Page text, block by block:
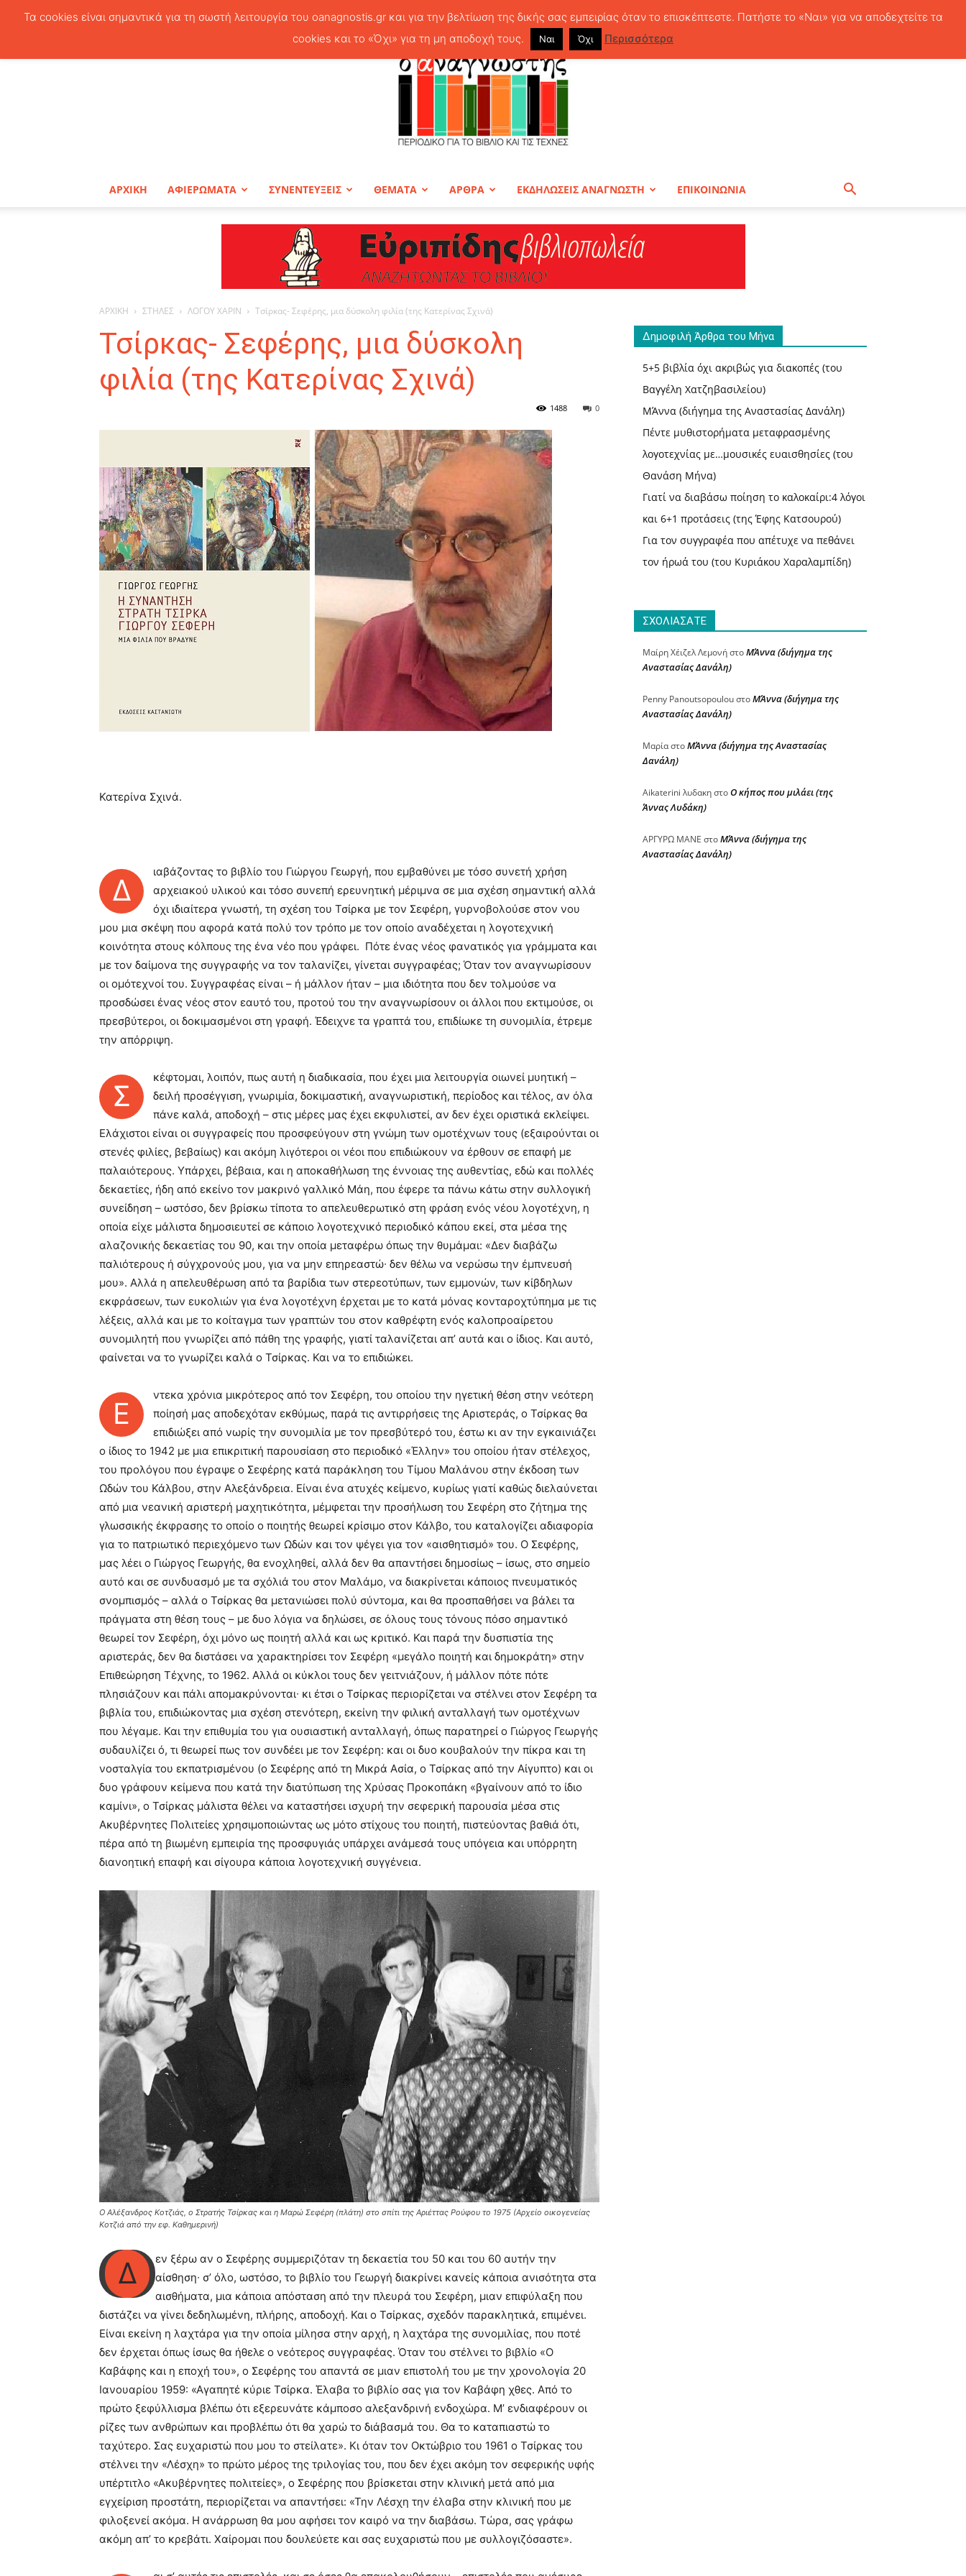
Κυριακή, 9 Αυγούστου, 2026
Ο
ΑΝΑΓΝΩΣΤΗΣ
ΤΟ
ΒΙΒΛΙΟ
ΤΙΣ
ΤΕΧΝΕΣ
ΑΡΧΙΚΗ ΑΦΙΕΡΩΜΑΤΑ ΣΥΝΕΝΤΕΥΞΕΙΣ ΘΕΜΑΤΑ ΑΡΘΡΑ ΕΚΔΗΛΩΣΕΙΣ ΑΝΑΓΝΩΣΤΗ ΕΠΙΚΟΙΝΩΝΙΑ
ΑΡΧΙΚΗ ΣΤΗΛΕΣ ΛΟΓΟΥ ΧΑΡΙΝ Τσίρκας- Σεφέρης, μια δύσκολη φιλία (της Κατερίνας Σχινά)
Τσίρκας- Σεφέρης, μια δύσκολη
φιλία (της Κατερίνας Σχινά)
0
1488
Κατερίνα Σχινά.
Δ
ιαβάζοντας το βιβλίο του Γιώργου Γεωργή, που εμβαθύνει με τόσο συνετή χρήση
αρχειακού υλικού και τόσο συνεπή ερευνητική μέριμνα σε μια σχέση σημαντική αλλά
όχι ιδιαίτερα γνωστή, τη σχέση του Τσίρκα με τον Σεφέρη, γυρνοβολούσε στον νου
μου μια σκέψη που αφορά κατά πολύ τον τρόπο με τον οποίο αναδέχεται η λογοτεχνική
κοινότητα στους κόλπους της ένα νέο που γράφει. Πότε ένας νέος φανατικός για γράμματα και
με τον δαίμονα της συγγραφής να τον ταλανίζει, γίνεται συγγραφέας; Όταν τον αναγνωρίσουν
οι ομότεχνοί του. Συγγραφέας είναι – ή μάλλον ήταν – μια ιδιότητα που δεν τολμούσε να
προσδώσει ένας νέος στον εαυτό του, προτού του την αναγνωρίσουν οι άλλοι που εκτιμούσε, οι
πρεσβύτεροι, οι δοκιμασμένοι στη γραφή. Έδειχνε τα γραπτά του, επιδίωκε τη συνομιλία, έτρεμε
την απόρριψη.
Σ
κέφτομαι, λοιπόν, πως αυτή η διαδικασία, που έχει μια λειτουργία οιωνεί μυητική –
δειλή προσέγγιση, γνωριμία, δοκιμαστική, αναγνωριστική, περίοδος και τέλος, αν όλα
πάνε καλά, αποδοχή – στις μέρες μας έχει εκφυλιστεί, αν δεν έχει οριστικά εκλείψει.
Ελάχιστοι είναι οι συγγραφείς που προσφεύγουν στη γνώμη των ομοτέχνων τους (εξαιρούνται οι
στενές φιλίες, βεβαίως) και ακόμη λιγότεροι οι νέοι που επιδιώκουν να έρθουν σε επαφή με
παλαιότερους. Υπάρχει, βέβαια, και η αποκαθήλωση της έννοιας της αυθεντίας, εδώ και πολλές
δεκαετίες, ήδη από εκείνο τον μακρινό γαλλικό Μάη, που έφερε τα πάνω κάτω στην συλλογική
συνείδηση – ωστόσο, δεν βρίσκω τίποτα το απελευθερωτικό στη φράση ενός νέου λογοτέχνη, η
οποία είχε μάλιστα δημοσιευτεί σε κάποιο λογοτεχνικό περιοδικό κάπου εκεί, στα μέσα της
αλαζονικής δεκαετίας του 90, και την οποία μεταφέρω όπως την θυμάμαι: «Δεν διαβάζω
παλιότερους ή σύγχρονούς μου, για να μην επηρεαστώ∙ δεν θέλω να νερώσω την έμπνευσή
μου». Αλλά η απελευθέρωση από τα βαρίδια των στερεοτύπων, των εμμονών, των κίβδηλων
εκφράσεων, των ευκολιών για ένα λογοτέχνη έρχεται με το κατά μόνας κονταροχτύπημα με τις
λέξεις, αλλά και με το κοίταγμα των γραπτών του στον καθρέφτη ενός καλοπροαίρετου
συνομιλητή που γνωρίζει από πάθη της γραφής, γιατί ταλανίζεται απ’ αυτά και ο ίδιος. Και αυτό,
φαίνεται να το γνωρίζει καλά ο Τσίρκας. Και να το επιδιώκει.
Έ
ντεκα χρόνια μικρότερος από τον Σεφέρη, του οποίου την ηγετική θέση στην νεότερη
ποίησή μας αποδεχόταν εκθύμως, παρά τις αντιρρήσεις της Αριστεράς, ο Τσίρκας θα
επιδιώξει από νωρίς την συνομιλία με τον πρεσβύτερό του, έστω κι αν την εγκαινιάζει
ο ίδιος το 1942 με μια επικριτική παρουσίαση στο περιοδικό «Έλλην» του οποίου ήταν στέλεχος,
του προλόγου που έγραψε ο Σεφέρης κατά παράκληση του Τίμου Μαλάνου στην έκδοση των
Ωδών του Κάλβου, στην Αλεξάνδρεια. Είναι ένα ατυχές κείμενο, κυρίως γιατί καθώς διελαύνεται
από μια νεανική αριστερή μαχητικότητα, μέμφεται την προσήλωση του Σεφέρη στο ζήτημα της
γλωσσικής έκφρασης το οποίο ο ποιητής θεωρεί κρίσιμο στον Κάλβο, του καταλογίζει αδιαφορία
για το πατριωτικό περιεχόμενο των Ωδών και τον ψέγει για τον «αισθητισμό» του. Ο Σεφέρης,
μας λέει ο Γιώργος Γεωργής, θα ενοχληθεί, αλλά δεν θα απαντήσει δημοσίως – ίσως, στο σημείο
αυτό και σε συνδυασμό με τα σχόλιά του στον Μαλάμο, να διακρίνεται κάποιος πνευματικός
σνομπισμός – αλλά ο Τσίρκας θα μετανιώσει πολύ σύντομα, και θα προσπαθήσει να βάλει τα
πράγματα στη θέση τους – με δυο λόγια να δηλώσει, σε όλους τους τόνους πόσο σημαντικό
θεωρεί τον Σεφέρη, όχι μόνο ως ποιητή αλλά και ως κριτικό. Και παρά την δυσπιστία της
αριστεράς, δεν θα διστάσει να χαρακτηρίσει τον Σεφέρη «μεγάλο ποιητή και δημοκράτη» στην
Επιθεώρηση Τέχνης, το 1962. Αλλά οι κύκλοι τους δεν γειτνιάζουν, ή μάλλον πότε πότε
πλησιάζουν και πάλι απομακρύνονται∙ κι έτσι ο Τσίρκας περιορίζεται να στέλνει στον Σεφέρη τα
βιβλία του, επιδιώκοντας μια σχέση στενότερη, εκείνη την φιλική ανταλλαγή των ομοτέχνων
που λέγαμε. Και την επιθυμία του για ουσιαστική ανταλλαγή, όπως παρατηρεί ο Γιώργος Γεωργής
συδαυλίζει ό, τι θεωρεί πως τον συνδέει με τον Σεφέρη: και οι δυο κουβαλούν την πίκρα και τη
νοσταλγία του εκπατρισμένου (ο Σεφέρης από τη Μικρά Ασία, ο Τσίρκας από την Αίγυπτο) και οι
δυο γράφουν κείμενα που κατά την διατύπωση της Χρύσας Προκοπάκη «βγαίνουν από το ίδιο
καμίνι», ο Τσίρκας μάλιστα θέλει να καταστήσει ισχυρή την σεφερική παρουσία μέσα στις
Ακυβέρνητες Πολιτείες χρησιμοποιώντας ως μότο στίχους του ποιητή, πιστεύοντας βαθιά ότι,
πέρα από τη βιωμένη εμπειρία της προσφυγιάς υπάρχει ανάμεσά τους υπόγεια και υπόρρητη
διανοητική επαφή και σίγουρα κάποια λογοτεχνική συγγένεια.
Ο Αλέξανδρος Κοτζιάς, ο Στρατής Τσίρκας και η Μαρώ Σεφέρη (πλάτη) στο σπίτι της Αριέττας Ρούφου το 1975 (Αρχείο οικογενείας
Κοτζιά από την εφ. Καθημερινή)
Δ
εν ξέρω αν ο Σεφέρης συμμεριζόταν τη δεκαετία του 50 και του 60 αυτήν την
αίσθηση∙ σ’ όλο, ωστόσο, το βιβλίο του Γεωργή διακρίνει κανείς κάποια ανισότητα στα
αισθήματα, μια κάποια απόσταση από την πλευρά του Σεφέρη, μιαν επιφύλαξη που
διστάζει να γίνει δεδηλωμένη, πλήρης, αποδοχή. Και ο Τσίρκας, σχεδόν παρακλητικά, επιμένει.
Είναι εκείνη η λαχτάρα για την οποία μίλησα στην αρχή, η λαχτάρα της συνομιλίας, που ποτέ
δεν έρχεται όπως ίσως θα ήθελε ο νεότερος συγγραφέας. Όταν του στέλνει το βιβλίο «Ο
Καβάφης και η εποχή του», ο Σεφέρης του απαντά σε μιαν επιστολή του με την χρονολογία 20
Ιανουαρίου 1959: «Αγαπητέ κύριε Τσίρκα. Έλαβα το βιβλίο σας για τον Καβάφη χθες. Από το
πρώτο ξεφύλλισμα βλέπω ότι εξερευνάτε κάμποσο αλεξανδρινή ενδοχώρα. Μ’ ενδιαφέρουν οι
ρίζες των ανθρώπων και προβλέπω ότι θα χαρώ το διάβασμά του. Θα το καταπιαστώ το
ταχύτερο. Σας ευχαριστώ που μου το στείλατε». Κι όταν τον Οκτώβριο του 1961 ο Τσίρκας του
στέλνει την «Λέσχη» το πρώτο μέρος της τριλογίας του, που δεν έχει ακόμη τον σεφερικής υφής
υπέρτιτλο «Ακυβέρνητες πολιτείες», ο Σεφέρης που βρίσκεται στην κλινική μετά από μια
εγχείριση προστάτη, περιορίζεται να απαντήσει: «Την Λέσχη την έλαβα στην κλινική που με
φιλοξενεί ακόμα. Η ανάρρωση θα μου αφήσει τον καιρό να την διαβάσω. Τώρα, σας γράφω
ακόμη απ’ το κρεβάτι. Χαίρομαι που δουλεύετε και σας ευχαριστώ που με συλλογιζόσαστε».
Δημοφιλή Άρθρα του Μήνα
5+5 βιβλία όχι ακριβώς για διακοπές (του
Βαγγέλη Χατζηβασιλείου)
ΜΆννα (διήγημα της Αναστασίας Δανάλη)
Πέντε μυθιστορήματα μεταφρασμένης
λογοτεχνίας με…μουσικές ευαισθησίες (του
Θανάση Μήνα)
Γιατί να διαβάσω ποίηση το καλοκαίρι:4 λόγοι
και 6+1 προτάσεις (της Έφης Κατσουρού)
Για τον συγγραφέα που απέτυχε να πεθάνει
τον ήρωά του (του Κυριάκου Χαραλαμπίδη)
ΣΧΟΛΙΑΣΑΤΕ
Μαίρη Χέιζελ ΛεμονήστοΜΆννα (διήγημα της
Αναστασίας Δανάλη)
Penny PanoutsopoulouστοΜΆννα (διήγημα της
Αναστασίας Δανάλη)
ΜαρίαστοΜΆννα (διήγημα της Αναστασίας
Δανάλη)
Aikaterini λυδακηστοΟ κήπος που μιλάει (της
Άννας Λυδάκη)
ΑΡΓΥΡΩ ΜΑΝΕ στοΜΆννα (διήγημα της
Αναστασίας Δανάλη)
Τα cookies είναι σημαντικά για τη σωστή λειτουργία του oanagnostis.gr και για την βελτίωση της δικής σας εμπειρίας όταν το επισκέπτεστε. Πατήστε το «Ναι» για να αποδεχτείτε τα
cookies και το «Όχι» για τη μη αποδοχή τους.
Ναι Όχι Περισσότερα